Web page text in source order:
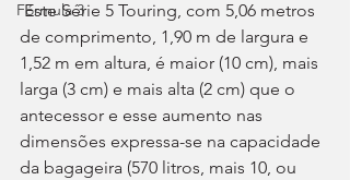
Fórmula 3
Este Série 5 Touring, com 5,06 metros
de comprimento, 1,90 m de largura e
1,52 m em altura, é maior (10 cm), mais
larga (3 cm) e mais alta (2 cm) que o
antecessor e esse aumento nas
dimensões expressa-se na capacidade
da bagageira (570 litros, mais 10, ou